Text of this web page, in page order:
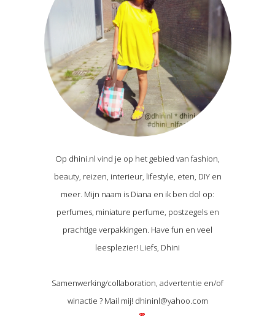
Op dhini.nl vind je op het gebied van fashion,
beauty, reizen, interieur, lifestyle, eten, DIY en
meer. Mijn naam is Diana en ik ben dol op:
perfumes, miniature perfume, postzegels en
prachtige verpakkingen. Have fun en veel
leesplezier! Liefs, Dhini
Samenwerking/collaboration, advertentie en/of
winactie ? Mail mij! dhininl@yahoo.com